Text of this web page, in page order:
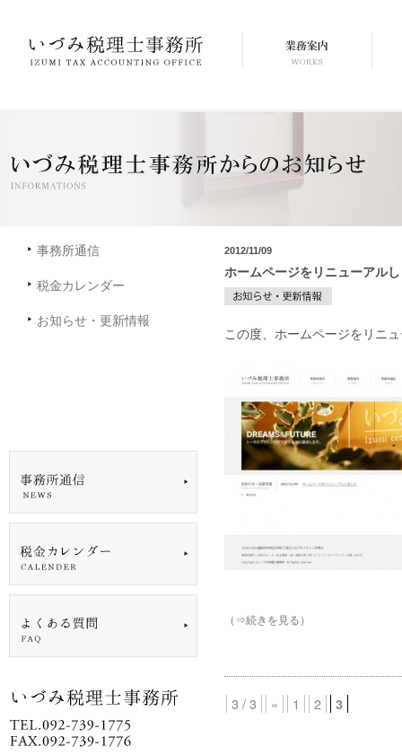
2012/11/09
ホームページをリニューアル
この度、ホームページをリニ
（⇒続きを見る）
3 / 3 « 1 2 3
事務所通信
税金カレンダー
お知らせ・更新情報